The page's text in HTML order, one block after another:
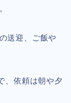
送迎、ご飯や
、依頼は朝や夕